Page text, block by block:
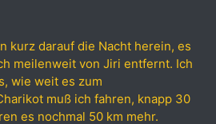
kurz darauf die Nacht herein, es
meilenweit von Jiri entfernt. Ich
wie weit es zum
muß ich fahren, knapp 30
es nochmal 50 km mehr.